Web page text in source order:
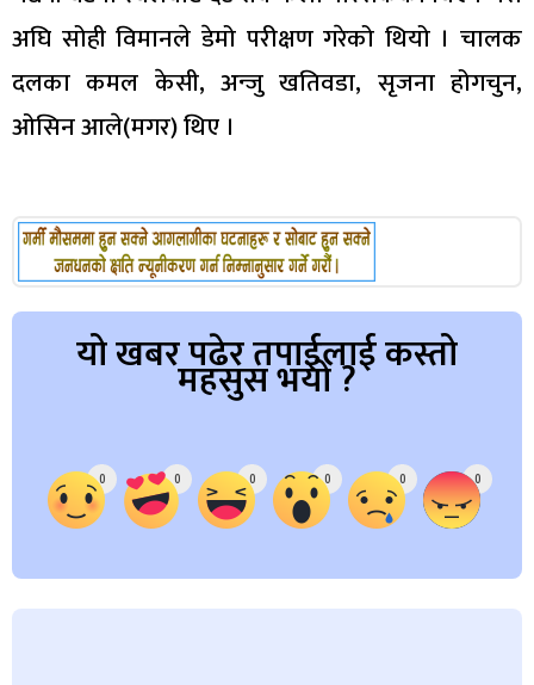
अघि सोही विमानले डेमो परीक्षण गरेको थियो । चालक
दलका कमल केसी, अन्जु खतिवडा, सृजना होगचुन,
ओसिन आले(मगर) थिए ।
यो खबर पढेर तपाईलाई कस्तो
महसुस भयो ?
0 0 0 0 0 0